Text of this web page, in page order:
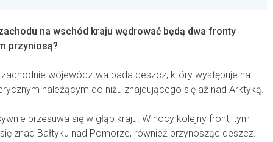
na wschód kraju wędrować będą dwa fronty
przyniosą?
województwa pada deszcz, który występuje na
należącym do niżu znajdującego się aż nad Arktyką.
przesuwa się w głąb kraju. W nocy kolejny front, tym
znad Bałtyku nad Pomorze, również przynosząc deszcz.